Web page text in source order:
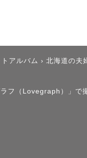
が大まかな
撮影場所に
平日は認定
アルバム › 北海道の夫
フ（Lovegraph）」で